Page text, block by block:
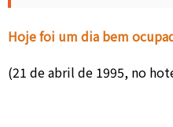
Hoje foi um dia bem
(21 de abril de 1995, no